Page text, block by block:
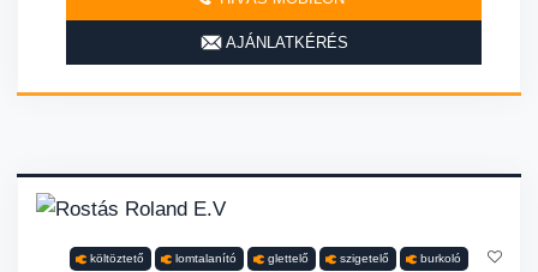
AJÁNLATKÉRÉS
költöztető lomtalanító glettelő szigetelő burkoló